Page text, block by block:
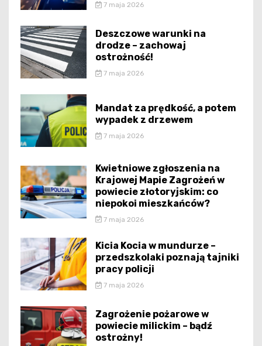
7 maja 2026
Deszczowe warunki na
drodze – zachowaj
ostrożność!
7 maja 2026
Mandat za prędkość, a potem
wypadek z drzewem
7 maja 2026
Kwietniowe zgłoszenia na
Krajowej Mapie Zagrożeń w
powiecie złotoryjskim: co
niepokoi mieszkańców?
7 maja 2026
Kicia Kocia w mundurze –
przedszkolaki poznają tajniki
pracy policji
7 maja 2026
Zagrożenie pożarowe w
powiecie milickim – bądź
ostrożny!